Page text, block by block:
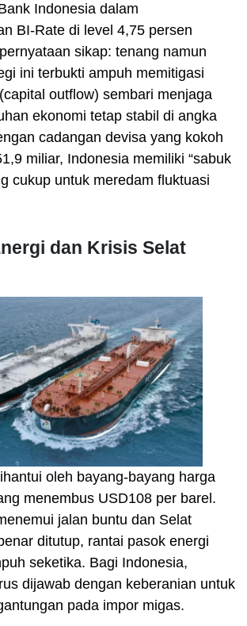
Indonesia dalam
BI-Rate di level 4,75 persen
sikap: tenang namun
ini terbukti ampuh memitigasi
outflow) sembari menjaga
ekonomi tetap stabil di angka
cadangan devisa yang kokoh
miliar, Indonesia memiliki “sabuk
cukup untuk meredam fluktuasi
dan Krisis Selat
oleh bayang-bayang harga
menembus USD108 per barel.
jalan buntu dan Selat
ditutup, rantai pasok energi
seketika. Bagi Indonesia,
dijawab dengan keberanian untuk
pada impor migas.